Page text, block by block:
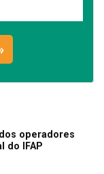
operadores
do IFAP